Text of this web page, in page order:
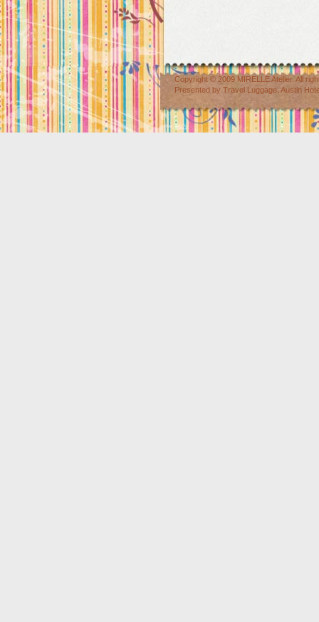
Copyright © 2009 MIRELLE Atelier. All
Presented by Travel Luggage Austin